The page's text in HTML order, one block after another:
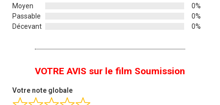
Moyen
0%
Passable
0%
Décevant
0%
VOTRE AVIS sur le film Soumission
Votre note globale